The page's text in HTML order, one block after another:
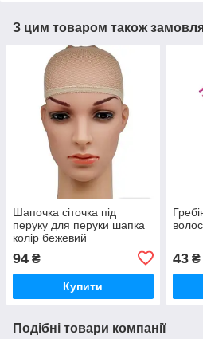
З цим товаром також
Шапочка сіточка під
перуку для перуки шапка
колір бежевий
94 ₴
Купити
43₴
Подібні товари компанії